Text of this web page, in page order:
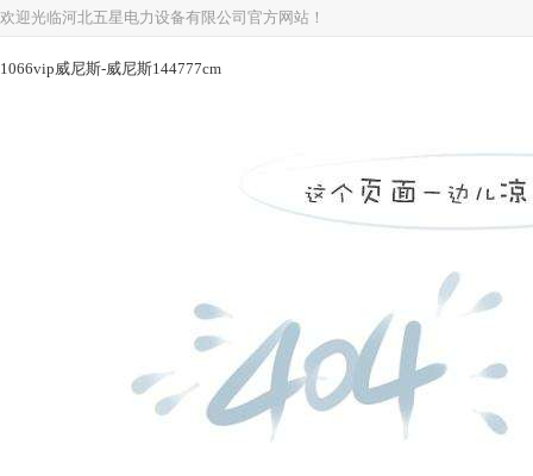
欢迎光临河北五星电力设备有限公司官方网站！
1066vip威尼斯-威尼斯144777cm